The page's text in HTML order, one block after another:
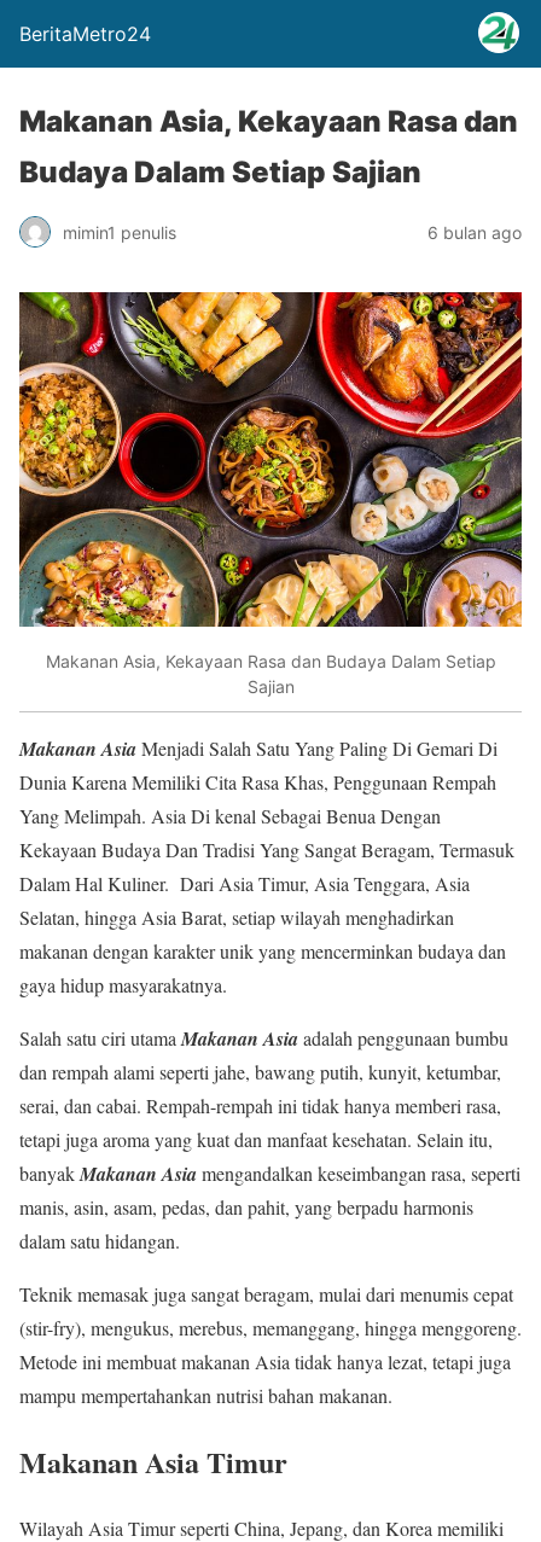
BeritaMetro24
Makanan Asia, Kekayaan Rasa dan
Budaya Dalam Setiap Sajian
mimin1 penulis 6 bulan ago
Makanan Asia, Kekayaan Rasa dan Budaya Dalam Setiap
Sajian
Makanan AsiaMenjadi Salah Satu Yang Paling Di Gemari Di
Dunia Karena Memiliki Cita Rasa Khas, Penggunaan Rempah
Yang Melimpah. Asia Di kenal Sebagai Benua Dengan
Kekayaan Budaya Dan Tradisi Yang Sangat Beragam, Termasuk
Dalam Hal Kuliner. Dari Asia Timur, Asia Tenggara, Asia
Selatan, hingga Asia Barat, setiap wilayah menghadirkan
makanan dengan karakter unik yang mencerminkan budaya dan
gaya hidup masyarakatnya.
Salah satu ciri utama Makanan Asiaadalah penggunaan bumbu
dan rempah alami seperti jahe, bawang putih, kunyit, ketumbar,
serai, dan cabai. Rempah-rempah ini tidak hanya memberi rasa,
tetapi juga aroma yang kuat dan manfaat kesehatan. Selain itu,
banyakMakanan Asiamengandalkan keseimbangan rasa, seperti
manis, asin, asam, pedas, dan pahit, yang berpadu harmonis
dalam satu hidangan.
Teknik memasak juga sangat beragam, mulai dari menumis cepat
(stir-fry), mengukus, merebus, memanggang, hingga menggoreng.
Metode ini membuat makanan Asia tidak hanya lezat, tetapi juga
mampu mempertahankan nutrisi bahan makanan.
Makanan Asia Timur
Wilayah Asia Timur seperti China, Jepang, dan Korea memiliki